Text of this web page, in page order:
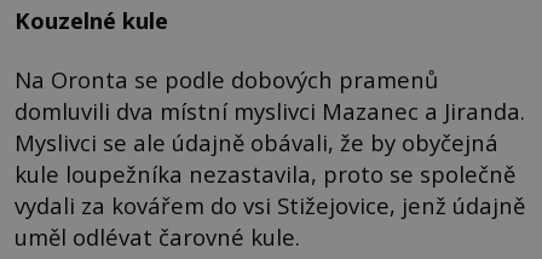
Kouzelné kule
Na Oronta se podle dobových pramenů
domluvili dva místní myslivci Mazanec a Jiranda.
Myslivci se ale údajně obávali, že by obyčejná
kule loupežníka nezastavila, proto se společně
vydali za kovářem do vsi Stižejovice, jenž údajně
uměl odlévat čarovné kule.